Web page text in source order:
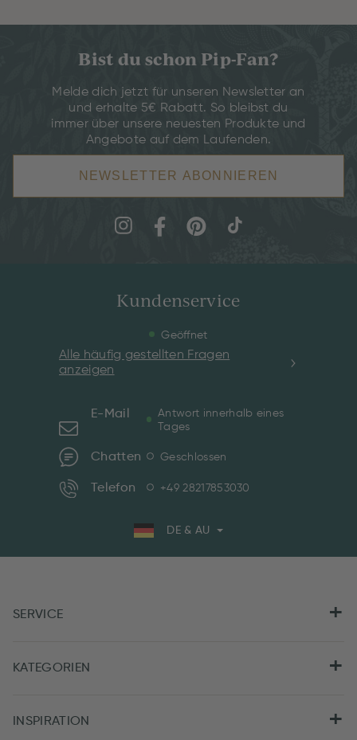
Bist du schon Pip-Fan?
Melde dich jetzt für unseren Newsletter an
und erhalte 5€ Rabatt. So bleibst du
immer über unsere neuesten Produkte und
Angebote auf dem Laufenden.
NEWSLETTER ABONNIEREN
Kundenservice
Geöffnet
Alle häufig gestellten Fragen
anzeigen
E-Mail
Antwort innerhalb eines
Tages
Chatten Geschlossen
Telefon +49 28217853030
DE & AU
SERVICE
KATEGORIEN
INSPIRATION